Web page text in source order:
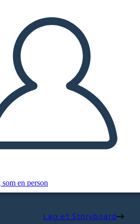
en person
Lag et Storyboard